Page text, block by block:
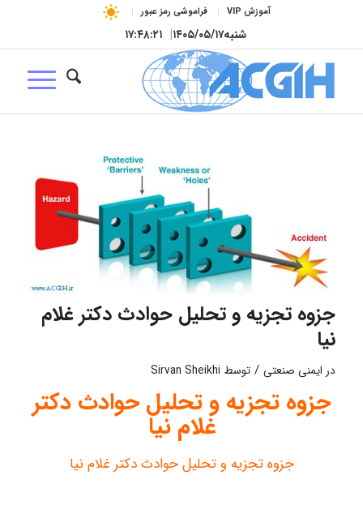
آموزش VIP فراموشی رمز عبور
شنبه۱۴۰۵/۰۵/۱۷| ۱۷:۴۸:۲۱
جزوه تجزیه و تحلیل حوادث دکتر غلام
نیا
در ایمنی صنعتی / توسط Sirvan Sheikhi
جزوه تجزیه و تحلیل حوادث دکتر
غلام نیا
جزوه تجزیه و تحلیل حوادث دکتر غلام نیا